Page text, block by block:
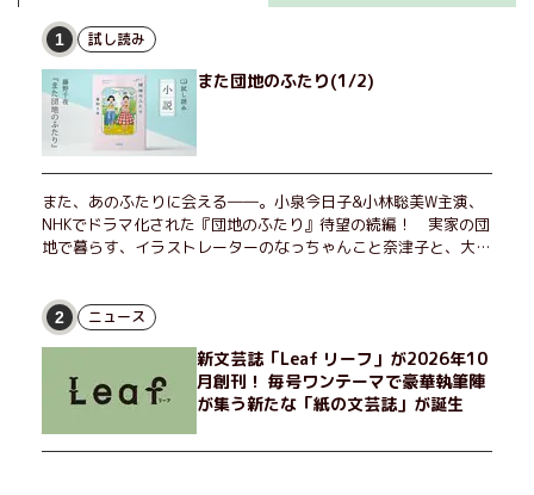
1 試し読み
また団地のふたり(1/2)
また、あのふたりに会える――。小泉今日子&小林聡美W主演、
NHKでドラマ化された『団地のふたり』待望の続編！ 実家の団
地で暮らす、イラストレーターのなっちゃんこと奈津子と、大学
げたり、部屋でふたりだけの「台湾映画祭」を催したり。50代
独身、幼なじみの変わらぬ友情とささやかな幸せの日々を描く。
2 ニュース
新文芸誌「Leaf リーフ」が2026年10
月創刊！ 毎号ワンテーマで豪華執筆陣
が集う新たな「紙の文芸誌」が誕生